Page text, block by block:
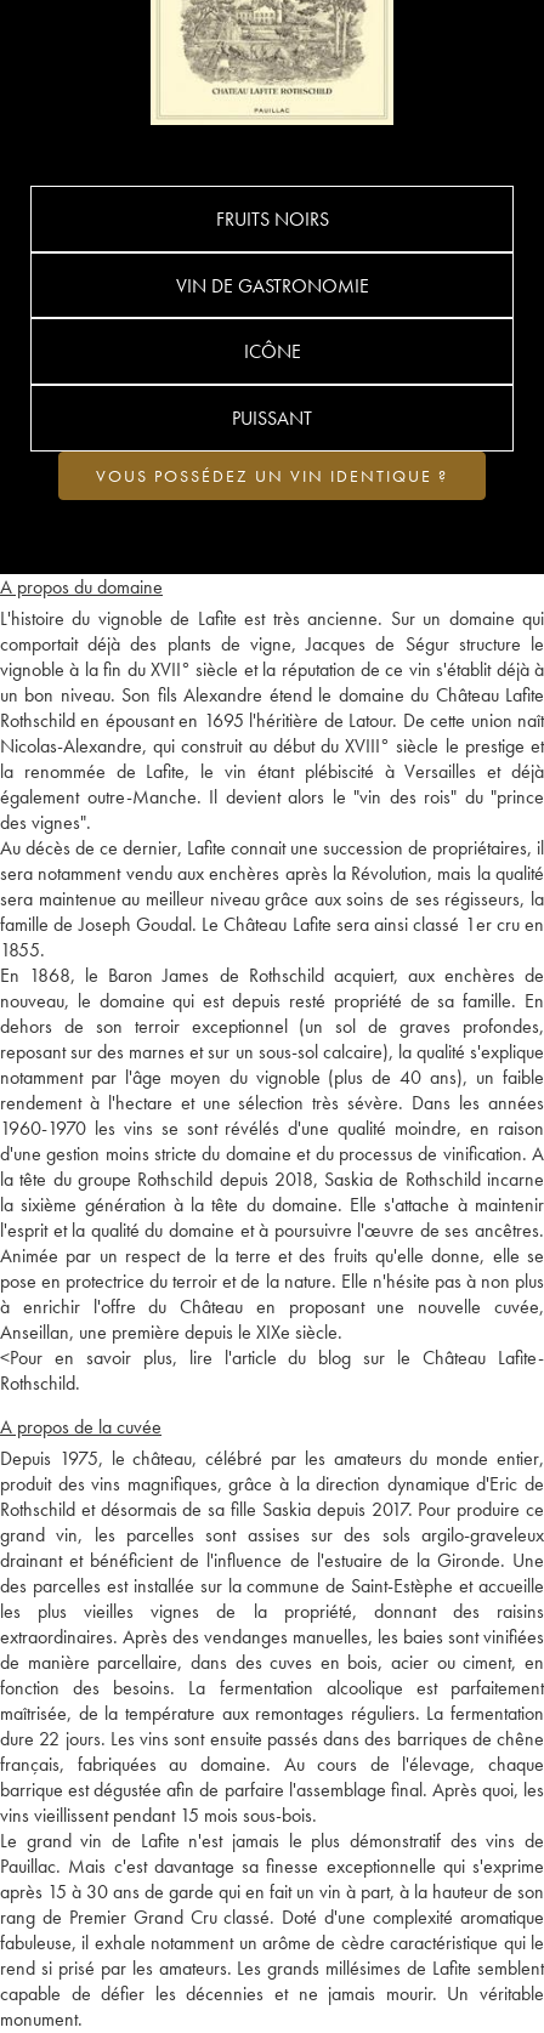
A propos du domaine
L'histoire du vignoble de Lafite est très ancienne. Sur un domaine qui
comportait déjà des plants de vigne, Jacques de Ségur structure le
vignoble à la fin du XVII° siècle et la réputation de ce vin s'établit déjà à
un bon niveau. Son fils Alexandre étend le domaine du Château Lafite
Rothschild en épousant en 1695 l'héritière de Latour. De cette union naît
Nicolas-Alexandre, qui construit au début du XVIII° siècle le prestige et
la renommée de Lafite, le vin étant plébiscité à Versailles et déjà
également outre-Manche. Il devient alors le "vin des rois" du "prince
des vignes".
Au décès de ce dernier, Lafite connait une succession de propriétaires, il
sera notamment vendu aux enchères après la Révolution, mais la qualité
sera maintenue au meilleur niveau grâce aux soins de ses régisseurs, la
famille de Joseph Goudal. Le Château Lafite sera ainsi classé 1er cru en
1855.
En 1868, le Baron James de Rothschild acquiert, aux enchères de
nouveau, le domaine qui est depuis resté propriété de sa famille. En
dehors de son terroir exceptionnel (un sol de graves profondes,
reposant sur des marnes et sur un sous-sol calcaire), la qualité s'explique
notamment par l'âge moyen du vignoble (plus de 40 ans), un faible
rendement à l'hectare et une sélection très sévère. Dans les années
1960-1970 les vins se sont révélés d'une qualité moindre, en raison
d'une gestion moins stricte du domaine et du processus de vinification. A
la tête du groupe Rothschild depuis 2018, Saskia de Rothschild incarne
la sixième génération à la tête du domaine. Elle s'attache à maintenir
l'esprit et la qualité du domaine et à poursuivre l'œuvre de ses ancêtres.
Animée par un respect de la terre et des fruits qu'elle donne, elle se
pose en protectrice du terroir et de la nature. Elle n'hésite pas à non plus
à enrichir l'offre du Château en proposant une nouvelle cuvée,
Anseillan, une première depuis le XIXe siècle.
<Pour en savoir plus, lire l'article du blog sur le Château Lafite-
Rothschild.
A propos de la cuvée
Depuis 1975, le château, célébré par les amateurs du monde entier,
produit des vins magnifiques, grâce à la direction dynamique d'Eric de
Rothschild et désormais de sa fille Saskia depuis 2017. Pour produire ce
grand vin, les parcelles sont assises sur des sols argilo-graveleux
drainant et bénéficient de l'influence de l'estuaire de la Gironde. Une
des parcelles est installée sur la commune de Saint-Estèphe et accueille
les plus vieilles vignes de la propriété, donnant des raisins
extraordinaires. Après des vendanges manuelles, les baies sont vinifiées
de manière parcellaire, dans des cuves en bois, acier ou ciment, en
fonction des besoins. La fermentation alcoolique est parfaitement
maîtrisée, de la température aux remontages réguliers. La fermentation
dure 22 jours. Les vins sont ensuite passés dans des barriques de chêne
français, fabriquées au domaine. Au cours de l'élevage, chaque
barrique est dégustée afin de parfaire l'assemblage final. Après quoi, les
vins vieillissent pendant 15 mois sous-bois.
Le grand vin de Lafite n'est jamais le plus démonstratif des vins de
Pauillac. Mais c'est davantage sa finesse exceptionnelle qui s'exprime
après 15 à 30 ans de garde qui en fait un vin à part, à la hauteur de son
rang de Premier Grand Cru classé. Doté d'une complexité aromatique
fabuleuse, il exhale notamment un arôme de cèdre caractéristique qui le
rend si prisé par les amateurs. Les grands millésimes de Lafite semblent
capable de défier les décennies et ne jamais mourir. Un véritable
monument.
FRUITS NOIRS
VIN DE GASTRONOMIE
ICÔNE
PUISSANT
VOUS POSSÉDEZ UN VIN IDENTIQUE ?